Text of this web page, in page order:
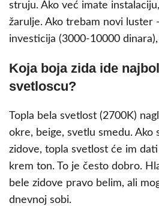
struju. Ako već imate
žarulje. Ako trebam novi luster
investicija (3000-10000
Koja boja zida ide
svetloscu?
Topla bela svetlost (2700K)
okre, beige, svetlu smedu. Ako
zidove, topla svetlost će im
krem ton. To je često dobro.
bele zidove pravo belim, ali
dnevnoj sobi.